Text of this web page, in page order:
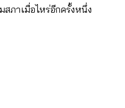
สภาเมื่อไหร่อีกครั้งหนึ่ง